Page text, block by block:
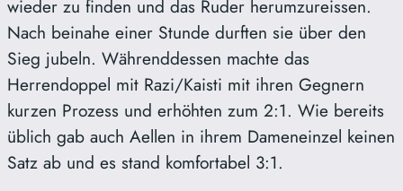
wieder zu finden und das Ruder herumzureissen.
Nach beinahe einer Stunde durften sie über den
Sieg jubeln. Währenddessen machte das
Herrendoppel mit Razi/Kaisti mit ihren Gegnern
kurzen Prozess und erhöhten zum 2:1. Wie bereits
üblich gab auch Aellen in ihrem Dameneinzel keinen
Satz ab und es stand komfortabel 3:1.